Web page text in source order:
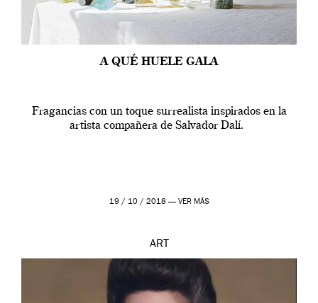
A QUÉ HUELE GALA
Fragancias con un toque surrealista inspirados en la
artista compañera de Salvador Dalí.
19 / 10 / 2018 — VER MÁS
ART